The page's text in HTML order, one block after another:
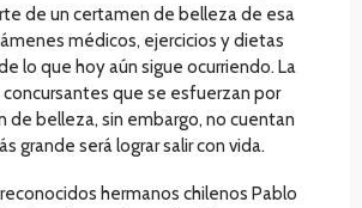
de un certamen de belleza de esa
médicos, ejercicios y dietas
lo que hoy aún sigue ocurriendo. La
concursantes que se esfuerzan por
de belleza, sin embargo, no cuentan
grande será lograr salir con vida.
hermanos chilenos Pablo